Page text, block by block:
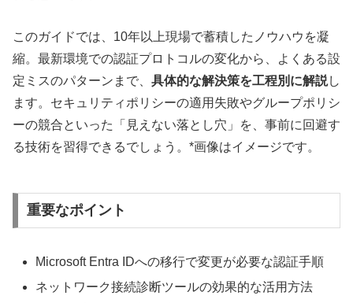
このガイドでは、10年以上現場で蓄積したノウハウを凝
縮。最新環境での認証プロトコルの変化から、よくある設
定ミスのパターンまで、 具体的な解決策を工程別に解説し
ます。セキュリティポリシーの適用失敗やグループポリシ
ーの競合といった「見えない落とし穴」を、事前に回避す
る技術を習得できるでしょう。*画像はイメージです。
重要なポイント
Microsoft Entra IDへの移行で変更が必要な認証手順
ネットワーク接続診断ツールの効果的な活用方法